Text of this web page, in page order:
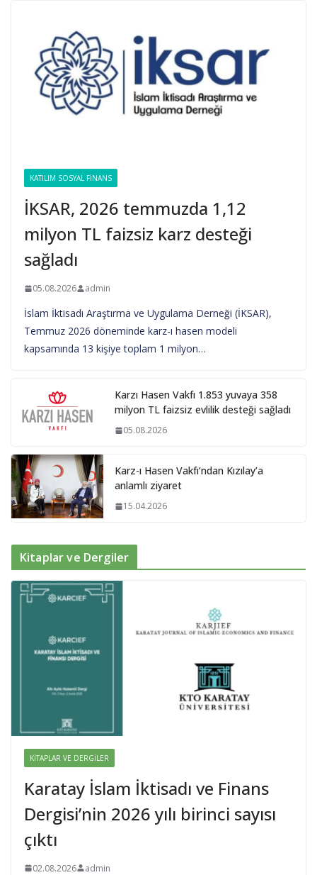
KATILIM SOSYAL FINANS
İKSAR, 2026 temmuzda 1,12
milyon TL faizsiz karz desteği
sağladı
05.08.2026 admin
İslam İktisadı Araştırma ve Uygulama Derneği (İKSAR),
Temmuz 2026 döneminde karz-ı hasen modeli
kapsamında 13 kişiye toplam 1 milyon…
Karzı Hasen Vakfı 1.853 yuvaya 358
milyon TL faizsiz evlilik desteği sağladı
05.08.2026
Karz-ı Hasen Vakfı’ndan Kızılay’a
anlamlı ziyaret
15.04.2026
Kitaplar ve Dergiler
KITAPLAR VE DERGILER
Karatay İslam İktisadı ve Finans
Dergisi’nin 2026 yılı birinci sayısı
çıktı
02.08.2026 admin